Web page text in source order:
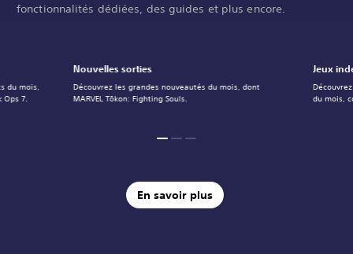
fonctionnalités dédiées, des guides et plus encore.
Nouvelles sorties
Découvrez les grandes nouveautés du mois, dont
MARVEL Tōkon: Fighting Souls.
Jeux
du mois,
du mois,
Ops 7.
En savoir plus